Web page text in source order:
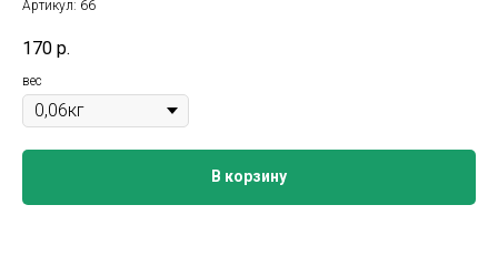
Артикул: 66
170 р.
вес
В корзину